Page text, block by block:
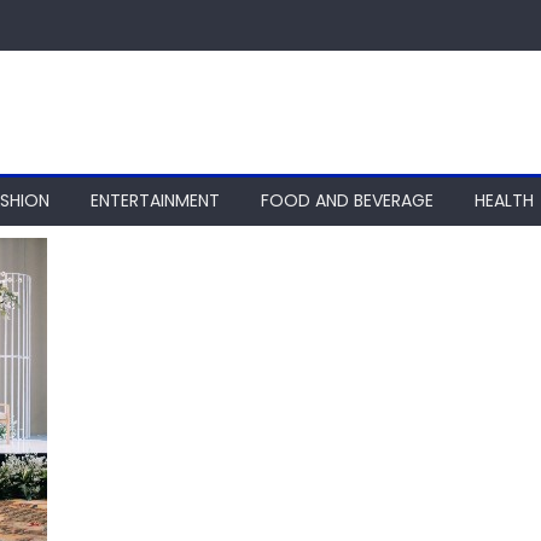
ENTERTAINMENT FOOD AND BEVERAGE HEALTH